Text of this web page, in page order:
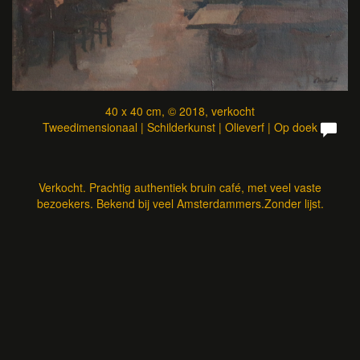
40 x 40 cm, © 2018, verkocht
Tweedimensionaal | Schilderkunst | Olieverf | Op doek
Verkocht. Prachtig authentiek bruin café, met veel vaste
bezoekers. Bekend bij veel Amsterdammers.Zonder lijst.